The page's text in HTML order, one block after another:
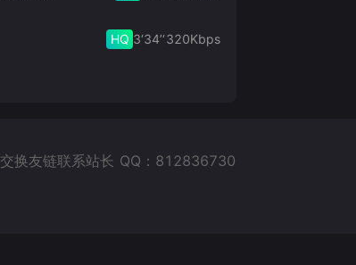
HQ 3‘34’‘320Kbps
交换友链联系站长 QQ：812836730